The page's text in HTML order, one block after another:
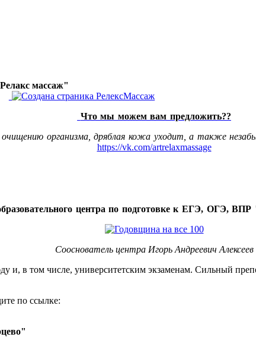
массаж"
Что мы можем вам предложить??
организма, дряблая кожа уходит, а также
https://vk.com/artrelaxmassage
центра по подготовке к ЕГЭ, ОГЭ,
Сооснователь центра Игорь Андреевич Алексеев
и, в том числе, университетским экзаменам. Сильный
по ссылке: